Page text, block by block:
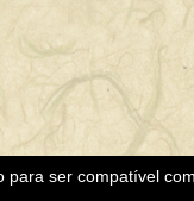
para ser compatível